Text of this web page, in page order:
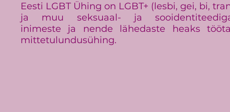
Eesti LGBT Ühing on LGBT+ (lesbi, gei, bi,
ja muu seksuaal- ja
inimeste ja nende lähedaste heaks
mittetulundusühing.